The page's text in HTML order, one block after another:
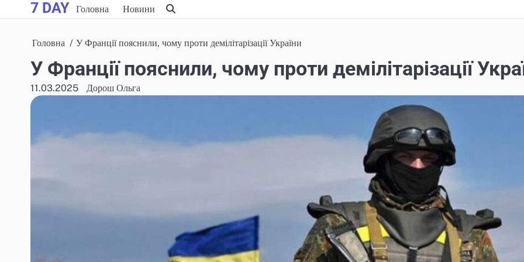
to
7 DAY Головна Новини
Головна У Франції пояснили, чому проти демілітарізації України
У Франції пояснили, чому проти демілітарізації
11.03.2025 Дорош Ольга